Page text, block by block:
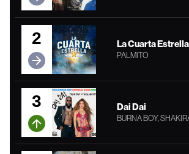
2 La Cuarta Estrella
PALMITO
3 Dai Dai
BURNA BOY,